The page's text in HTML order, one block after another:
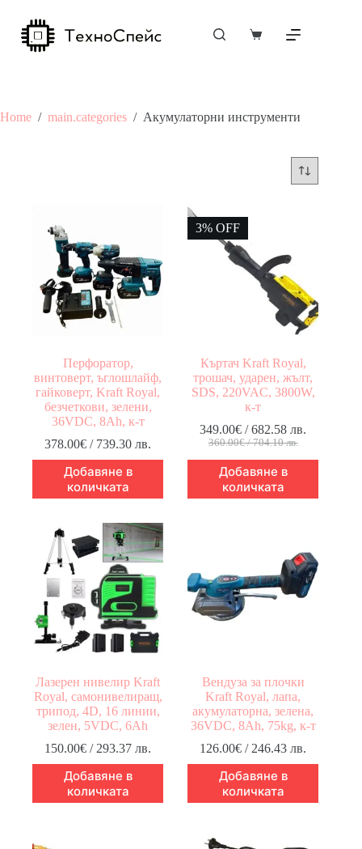
content
Shopping
Home / main.categories / Акумулаторни инструменти
Перфоратор,
винтоверт, ъглошлайф,
гайковерт, Kraft Royal,
безчеткови, зелени,
36VDC, 8Ah, к-т
378.00€ / 739.30 лв.
Добавяне в
количката
3% OFF
Къртач Kraft Royal,
трошач, ударен, жълт,
SDS, 220VAC, 3800W,
к-т
360.00€/ 704.10 лв.
Original
price
was:
360.00€
/
349.00€ / 682.58 лв.
Текущата
цена
е:
349.00€
/
Добавяне в
количката
Лазерен нивелир Kraft
Royal, самонивелиращ,
трипод, 4D, 16 линии,
зелен, 5VDC, 6Ah
150.00€ / 293.37 лв.
Добавяне в
количката
Вендуза за плочки
Kraft Royal, лапа,
акумулаторна, зелена,
36VDC, 8Ah, 75kg, к-т
126.00€ / 246.43 лв.
Добавяне в
количката